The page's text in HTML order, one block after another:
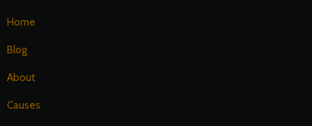
Home
Blog
About
Causes